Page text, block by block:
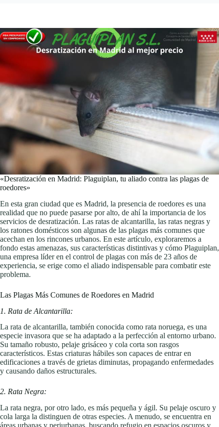
«Desratización en Madrid: Plaguiplan, tu aliado contra las plagas de
roedores»
En esta gran ciudad que es Madrid, la presencia de roedores es una
realidad que no puede pasarse por alto, de ahí la importancia de los
servicios de desratización. Las ratas de alcantarilla, las ratas negras y
los ratones domésticos son algunas de las plagas más comunes que
acechan en los rincones urbanos. En este artículo, exploraremos a
fondo estas amenazas, sus características distintivas y cómo Plaguiplan,
una empresa líder en el control de plagas con más de 23 años de
experiencia, se erige como el aliado indispensable para combatir este
problema.
Las Plagas Más Comunes de Roedores en Madrid
1. Rata de Alcantarilla:
La rata de alcantarilla, también conocida como rata noruega, es una
especie invasora que se ha adaptado a la perfección al entorno urbano.
Su tamaño robusto, pelaje grisáceo y cola corta son rasgos
característicos. Estas criaturas hábiles son capaces de entrar en
edificaciones a través de grietas diminutas, propagando enfermedades
y causando daños estructurales.
2. Rata Negra:
La rata negra, por otro lado, es más pequeña y ágil. Su pelaje oscuro y
cola larga la distinguen de otras especies. A menudo, se encuentra en